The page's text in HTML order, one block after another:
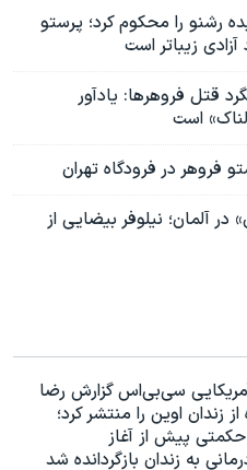
رشنو را محکوم کرد؛ پرستو
زیباتر است
قتل فروهرها: یادآور
است
فروهر در فرودگاه تهران
آلمان؛ نیلوفر بیضایی از
سی‌بی‌‌اس گزارش رضا
از زندان اوین را منتشر کرد؛
حکمتی پیش از آغاز
به زندان بازگردانده شد